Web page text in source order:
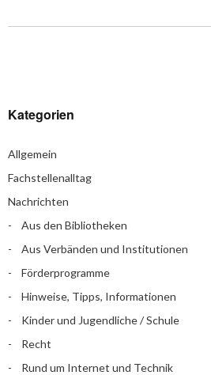
Kategorien
Allgemein
Fachstellenalltag
Nachrichten
Aus den Bibliotheken
Aus Verbänden und Institutionen
Förderprogramme
Hinweise, Tipps, Informationen
Kinder und Jugendliche / Schule
Recht
Rund um Internet und Technik